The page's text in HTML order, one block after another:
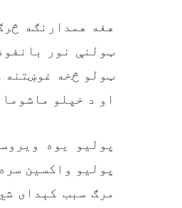
هغه همدارنګه
ټولنې نور
ټولو څخه غوښتنه
او د خپلو
پولیو یوه
پولیو واکسین
مرګ سبب کېدای